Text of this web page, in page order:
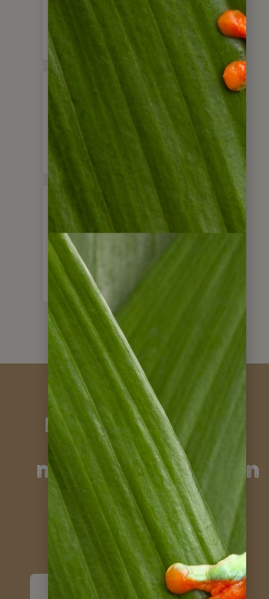
Familien
Private Gruppen
Aktivreisende
Kundenstimmen
zu unseren
maßgeschneiderten
Reisen